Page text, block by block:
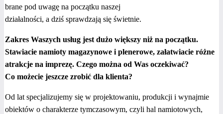
brane pod uwagę na początku naszej
działalności, a dziś sprawdzają się świetnie.
Zakres Waszych usług jest dużo większy niż na początku.
Stawiacie namioty magazynowe i plenerowe, załatwiacie różne
atrakcje na imprezę. Czego można od Was oczekiwać?
Co możecie jeszcze zrobić dla klienta?
Od lat specjalizujemy się w projektowaniu, produkcji i wynajmie
obiektów o charakterze tymczasowym, czyli hal namiotowych,